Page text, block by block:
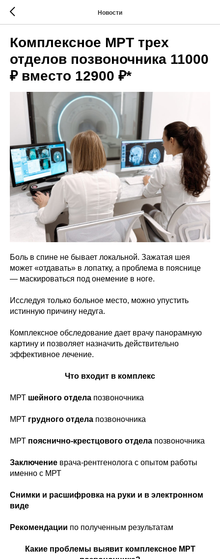
Новости
Комплексное МРТ трех
отделов позвоночника 11000
₽ вместо 12900 ₽*
Боль в спине не бывает локальной. Зажатая шея
может «отдавать» в лопатку, а проблема в пояснице
— маскироваться под онемение в ноге.
Исследуя только больное место, можно упустить
истинную причину недуга.
Комплексное обследование дает врачу панорамную
картину и позволяет назначить действительно
эффективное лечение.
Что входит в комплекс
МРТ шейного отдела позвоночника
МРТ грудного отдела позвоночника
МРТ пояснично-крестцового отдела позвоночника
Заключение врача-рентгенолога с опытом работы
именно с МРТ
Снимки и расшифровка на руки и в электронном
виде
Рекомендации по полученным результатам
Какие проблемы выявит комплексное МРТ